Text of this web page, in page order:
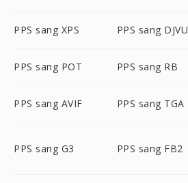
PPS sang XPS PPS sang DJVU
PPS sang POT PPS sang RB
PPS sang AVIF PPS sang TGA
PPS sang G3 PPS sang FB2